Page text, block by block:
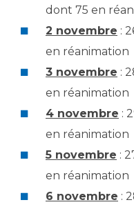
dont 75 en
2 novembre :
en réanimation
3 novembre :
en réanimation
4 novembre :
en réanimation
5 novembre :
en réanimation
6 novembre :